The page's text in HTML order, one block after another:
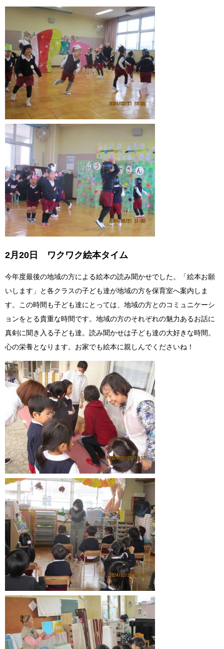
2月20日 ワクワク絵本タイム
今年度最後の地域の方による絵本の読み聞かせでした。「絵本お願
いします」と各クラスの子ども達が地域の方を保育室へ案内しま
す。この時間も子ども達にとっては、地域の方とのコミュニケーシ
ョンをとる貴重な時間です。地域の方のそれぞれの魅力あるお話に
真剣に聞き入る子ども達。読み聞かせは子ども達の大好きな時間。
心の栄養となります。お家でも絵本に親しんでくださいね！